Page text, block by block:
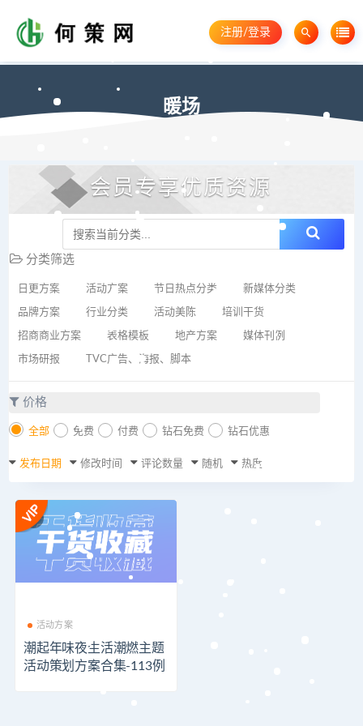
注册/登录
暖场
会员专享优质资源
分类筛选
日更方案 活动方案 节日热点分类 新媒体分类
品牌方案 行业分类 活动美陈 培训干货
招商商业方案 表格模板 地产方案 媒体刊例
市场研报 TVC广告、海报、脚本
价格
全部 免费 付费 钻石免费 钻石优惠
发布日期 修改时间 评论数量 随机 热度
活动方案
潮起年味夜生活潮燃主题
活动策划方案合集-113例